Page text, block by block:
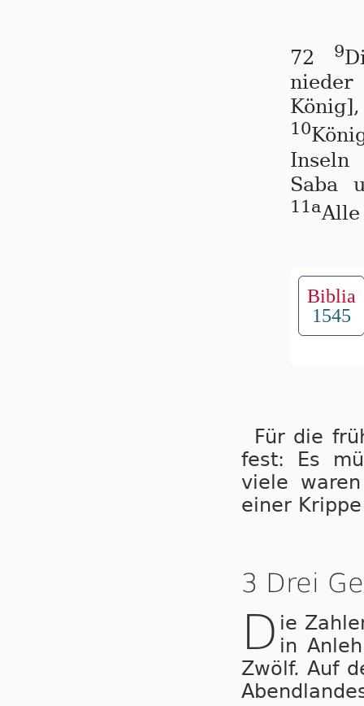
72 9
nieder
10
Inseln
Saba
11aAlle
Biblia
1545
Für die
fest: Es
viele
einer
3 Drei
D ie
in
Zwölf. Auf